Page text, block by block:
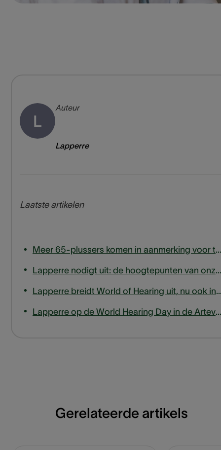
L
Auteur
Lapperre
Laatste artikelen
Meer 65-plussers komen in aanmerking voor terugbetaling van hoortoestellen
Lapperre nodigt uit: de hoogtepunten van onze tinnitusexpertsessie
Lapperre breidt World of
Lapperre op de World Hearing Day in de Arteveldehogeschool Gent
Gerelateerde artikels